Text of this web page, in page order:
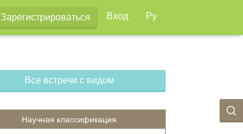
Зарегистрироваться Вход Ру
Все встречи с видом
Научная классификация